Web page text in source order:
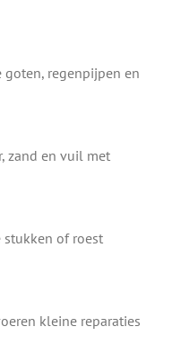
goten, regenpijpen en
zand en vuil met
stukken of roest
kleine reparaties